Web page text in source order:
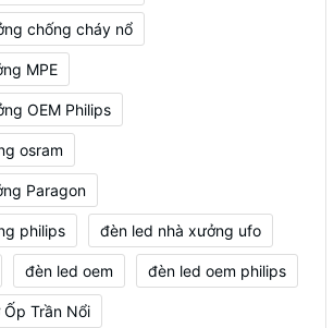
chống cháy nổ
MPE
OEM Philips
osram
Paragon
philips đèn led nhà xưởng ufo
đèn led oem đèn led oem philips
Trần Nổi